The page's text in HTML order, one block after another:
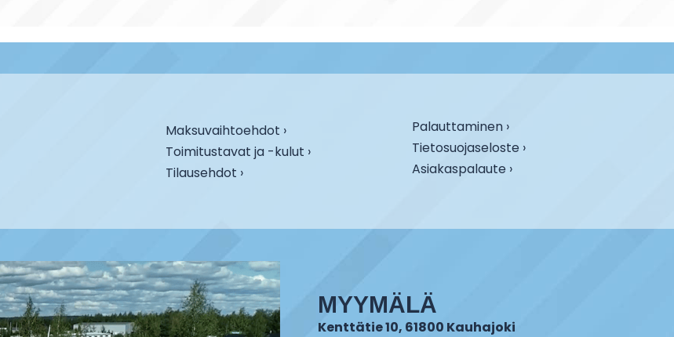
Maksuvaihtoehdot ›
Toimitustavat ja -kulut ›
Tilausehdot ›
Palauttaminen ›
Tietosuojaseloste ›
Asiakaspalaute ›
MYYMÄLÄ
Kenttätie 10, 61800 Kauhajoki